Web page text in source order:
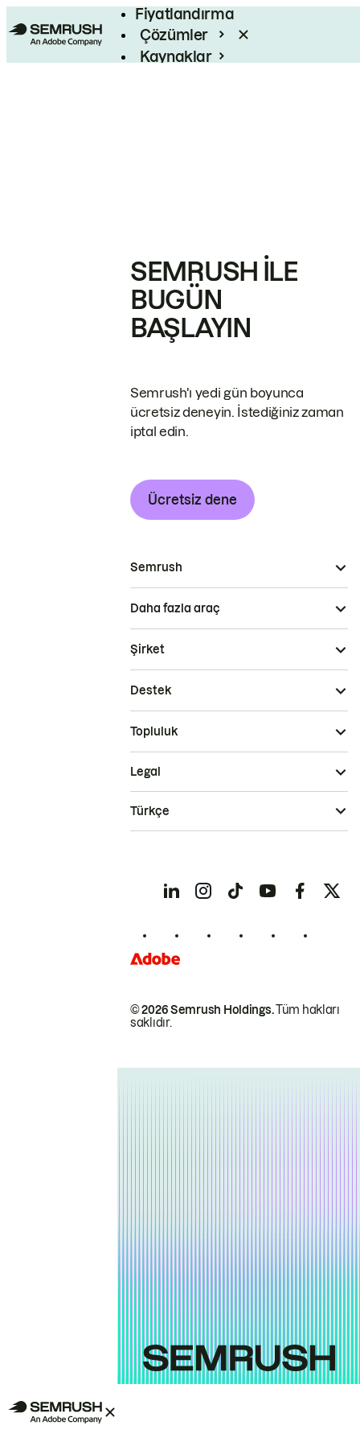
Fiyatlandırma
Çözümler
Kaynaklar
SEMRUSH ILE
BUGÜN
BAŞLAYIN
Semrush'ı yedi gün boyunca
ücretsiz deneyin. İstediğiniz zaman
iptal edin.
Ücretsiz dene
Semrush
Daha fazla araç
Şirket
Destek
Topluluk
© 2026 Semrush Holdings.Tüm hakları
saklıdır.
Legal
Türkçe